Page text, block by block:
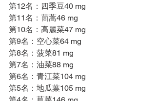
第12名：四季豆40 mg
第11名：茼蒿46 mg
第10名：高麗菜47 mg
第9名：空心菜64 mg
第8名：菠菜81 mg
第7名：油菜88 mg
第6名：青江菜104 mg
第5名：地瓜葉105 mg